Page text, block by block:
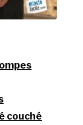
couché